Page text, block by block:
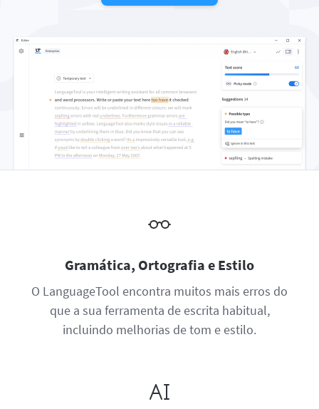
Apple Pages
LibreOffice
macOS
Windows
Ler mais
Para Empresas
API de Revisão
Carreiras
Gramática, Ortografia e Estilo
O LanguageTool encontra muitos mais erros do
que a sua ferramenta de escrita habitual,
incluindo melhorias de tom e estilo.